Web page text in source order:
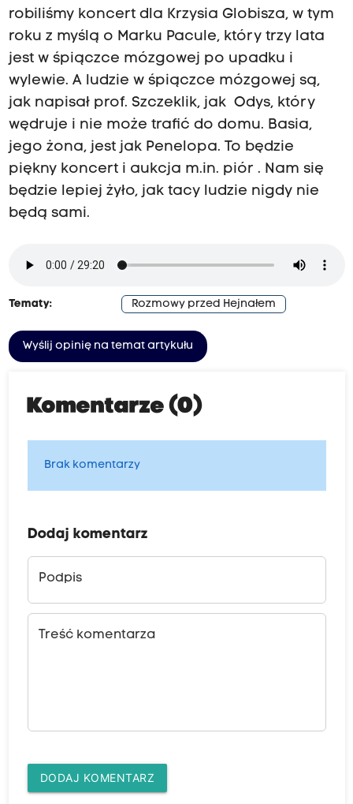
robiliśmy koncert dla Krzysia Globisza, w tym
roku z myślą o Marku Pacule, który trzy lata
jest w śpiączce mózgowej po upadku i
wylewie. A ludzie w śpiączce mózgowej są,
jak napisał prof. Szczeklik, jak Odys, który
wędruje i nie może trafić do domu. Basia,
jego żona, jest jak Penelopa. To będzie
piękny koncert i aukcja m.in. piór . Nam się
będzie lepiej żyło, jak tacy ludzie nigdy nie
będą sami.
Tematy: Rozmowy przed Hejnałem
Wyślij opinię na temat artykułu
Komentarze (0)
Brak komentarzy
Dodaj komentarz
Podpis
Treść komentarza
DODAJ KOMENTARZ